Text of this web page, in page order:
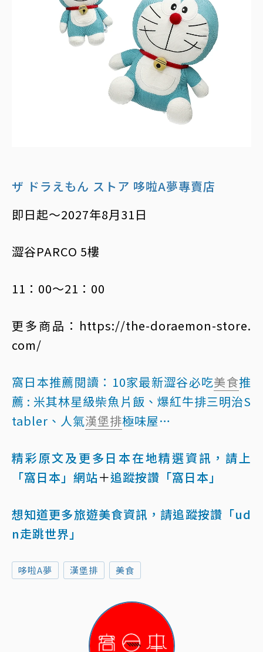
ザ ドラえもん ストア 哆啦A夢專賣店
即日起～2027年8月31日
澀谷PARCO 5樓
11：00～21：00
更多商品：https://the-doraemon-store.
com/
窩日本推薦閱讀： 10家最新澀谷必吃美食推
薦 : 米其林星級柴魚片飯、爆紅牛排三明治S
tabler、人氣漢堡排極味屋…
精彩原文及更多日本在地精選資訊，請上
「窩日本」網站＋追蹤按讚「窩日本」
想知道更多旅遊美食資訊，請追蹤按讚「ud
n走跳世界」
哆啦A夢 漢堡排 美食